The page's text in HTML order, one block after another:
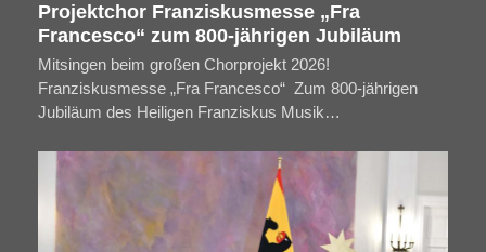
Projektchor Franziskusmesse „Fra
Francesco“ zum 800-jährigen Jubiläum
Mitsingen beim großen Chorprojekt 2026!
Franziskusmesse „Fra Francesco“ Zum 800-jährigen
Jubiläum des Heiligen Franziskus Musik…